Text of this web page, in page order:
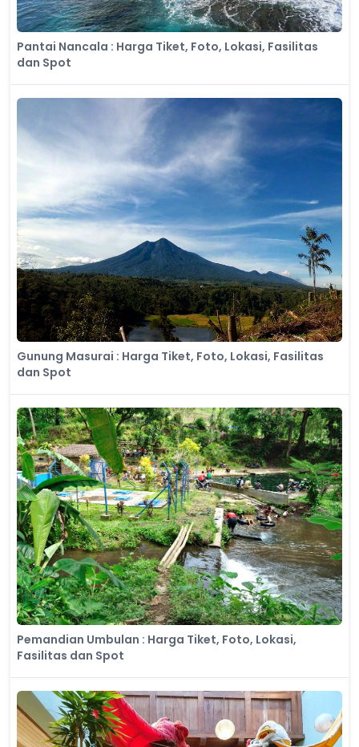
Pantai Nancala : Harga Tiket, Foto, Lokasi, Fasilitas
dan Spot
Gunung Masurai : Harga Tiket, Foto, Lokasi, Fasilitas
dan Spot
Pemandian Umbulan : Harga Tiket, Foto, Lokasi,
Fasilitas dan Spot